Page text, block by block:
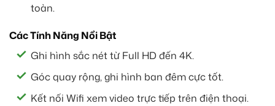
toàn.
Các Tính Năng Nổi Bật
Ghi hình sắc nét từ Full HD đến 4K.
Góc quay rộng, ghi hình ban đêm cực tốt.
Kết nối Wifi xem video trực tiếp trên điện thoại.